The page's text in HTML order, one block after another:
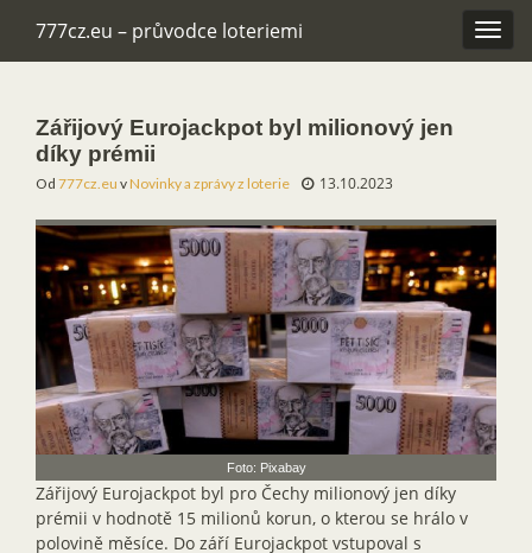
777cz.eu – průvodce loteriemi
Zářijový Eurojackpot byl milionový jen
díky prémii
Od 777cz.eu vNovinky a zprávy z loterie 13.10.2023
Foto: Pixabay
Zářijový Eurojackpot byl pro Čechy milionový jen díky
prémii v hodnotě 15 milionů korun, o kterou se hrálo v
polovině měsíce. Do září Eurojackpot vstupoval s